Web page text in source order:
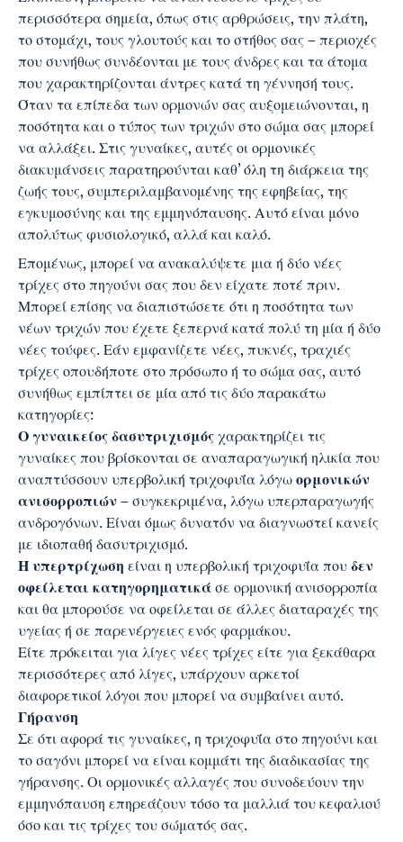
περισσότερα σημεία, όπως στις αρθρώσεις, την πλάτη,
το στομάχι, τους γλουτούς και το στήθος σας – περιοχές
που συνήθως συνδέονται με τους άνδρες και τα άτομα
που χαρακτηρίζονται άντρες κατά τη γέννησή τους.
Όταν τα επίπεδα των ορμονών σας αυξομειώνονται, η
ποσότητα και ο τύπος των τριχών στο σώμα σας μπορεί
να αλλάξει. Στις γυναίκες, αυτές οι ορμονικές
διακυμάνσεις παρατηρούνται καθ’ όλη τη διάρκεια της
ζωής τους, συμπεριλαμβανομένης της εφηβείας, της
εγκυμοσύνης και της εμμηνόπαυσης. Αυτό είναι μόνο
απολύτως φυσιολογικό, αλλά και καλό.
Επομένως, μπορεί να ανακαλύψετε μια ή δύο νέες
τρίχες στο πηγούνι σας που δεν είχατε ποτέ πριν.
Μπορεί επίσης να διαπιστώσετε ότι η ποσότητα των
νέων τριχών που έχετε ξεπερνά κατά πολύ τη μία ή δύο
νέες τούφες. Εάν εμφανίζετε νέες, πυκνές, τραχιές
τρίχες οπουδήποτε στο πρόσωπο ή το σώμα σας, αυτό
συνήθως εμπίπτει σε μία από τις δύο παρακάτω
κατηγορίες:
Ο γυναικείος δασυτριχισμόςχαρακτηρίζει τις
γυναίκες που βρίσκονται σε αναπαραγωγική ηλικία που
αναπτύσσουν υπερβολική τριχοφυΐα λόγωορμονικών
ανισορροπιών– συγκεκριμένα, λόγω υπερπαραγωγής
ανδρογόνων. Είναι όμως δυνατόν να διαγνωστεί κανείς
με ιδιοπαθή δασυτριχισμό.
Η υπερτρίχωση είναι η υπερβολική τριχοφυΐα πουδεν
οφείλεται κατηγορηματικάσε ορμονική ανισορροπία
και θα μπορούσε να οφείλεται σε άλλες διαταραχές της
υγείας ή σε παρενέργειες ενός φαρμάκου.
Είτε πρόκειται για λίγες νέες τρίχες είτε για ξεκάθαρα
περισσότερες από λίγες, υπάρχουν αρκετοί
διαφορετικοί λόγοι που μπορεί να συμβαίνει αυτό.
Γήρανση
Σε ότι αφορά τις γυναίκες, η τριχοφυΐα στο πηγούνι και
το σαγόνι μπορεί να είναι κομμάτι της διαδικασίας της
γήρανσης. Οι ορμονικές αλλαγές που συνοδεύουν την
εμμηνόπαυση επηρεάζουν τόσο τα μαλλιά του κεφαλιού
όσο και τις τρίχες του σώματός σας.